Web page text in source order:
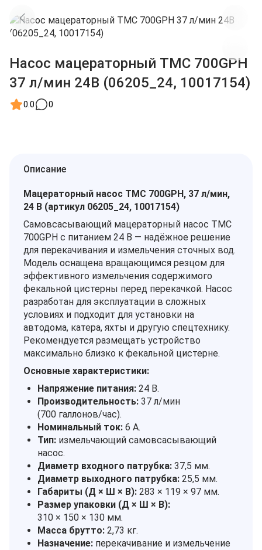
Насос мацераторный TMC 700GPH
37 л/мин 24В (06205_24, 10017154)
0.0 0
Описание
Мацераторный насос TMC 700GPH, 37 л/мин,
24 В (артикул 06205_24, 10017154)
Самовсасывающий мацераторный насос TMC
700GPH с питанием 24 В — надёжное решение
для перекачивания и измельчения сточных вод.
Модель оснащена вращающимся резцом для
эффективного измельчения содержимого
фекальной цистерны перед перекачкой. Насос
разработан для эксплуатации в сложных
условиях и подходит для установки на
автодома, катера, яхты и другую спецтехнику.
Рекомендуется размещать устройство
максимально близко к фекальной цистерне.
Основные характеристики:
Напряжение питания: 24 В.
Производительность: 37 л/мин
(700 галлонов/час).
Номинальный ток: 6 А.
Тип: измельчающий самовсасывающий
насос.
Диаметр входного патрубка: 37,5 мм.
Диаметр выходного патрубка: 25,5 мм.
Габариты (Д × Ш × В): 283 × 119 × 97 мм.
Размер упаковки (Д × Ш × В):
310 × 150 × 130 мм.
Масса брутто: 2,73 кг.
Назначение: перекачивание и измельчение